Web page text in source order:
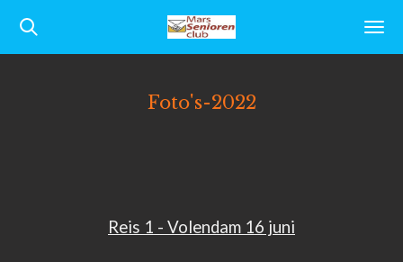
Ga
direct
Foto's-2022
Reis 1 - Volendam 16 juni